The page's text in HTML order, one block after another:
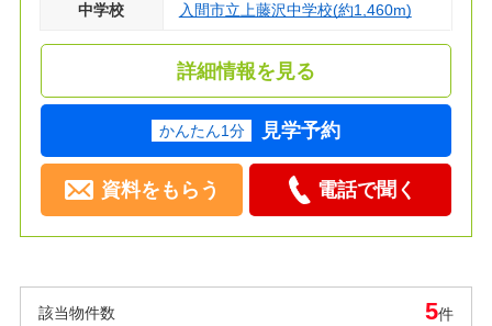
中学校 入間市立上藤沢中学校(約1,460m)
詳細情報を見る
かんたん1分 見学予約
資料をもらう 電話で聞く
該当物件数 5件